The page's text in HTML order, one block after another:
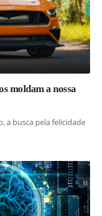
moldam a nossa
a busca pela felicidade